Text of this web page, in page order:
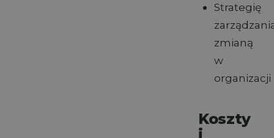
Strategię
zmianą
w
organizacji
Koszty
i